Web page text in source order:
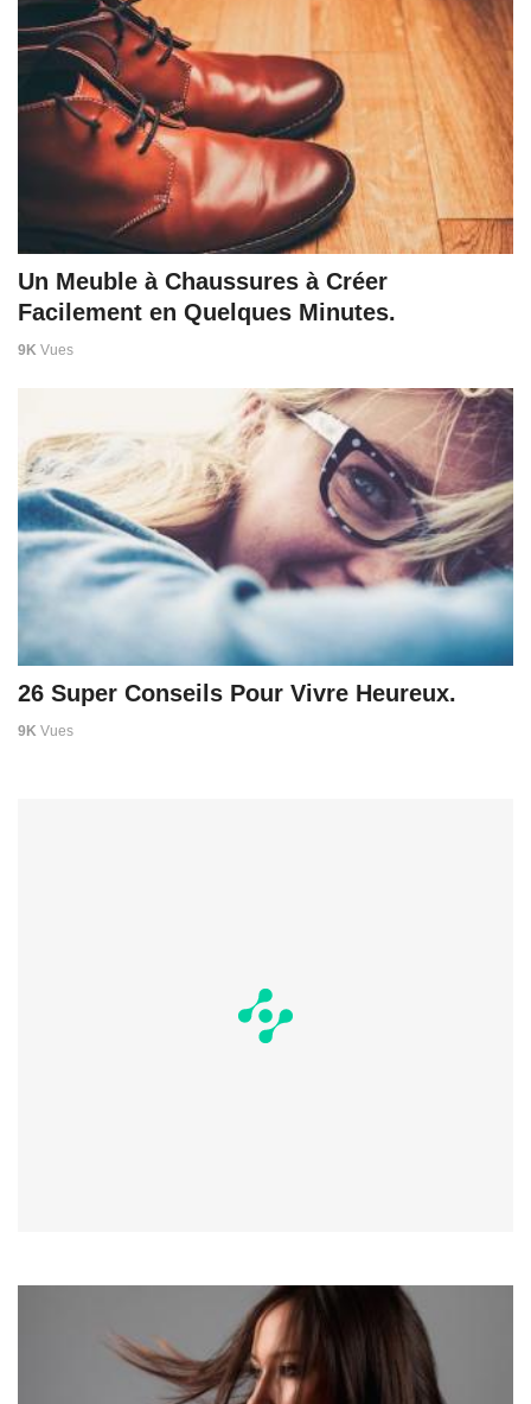
Un Meuble à Chaussures à Créer
Facilement en Quelques Minutes.
9K Vues
26 Super Conseils Pour Vivre Heureux.
9K Vues